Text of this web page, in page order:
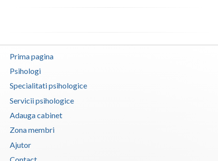
Prima pagina
Psihologi
Specialitati psihologice
Servicii psihologice
Adauga cabinet
Zona membri
Ajutor